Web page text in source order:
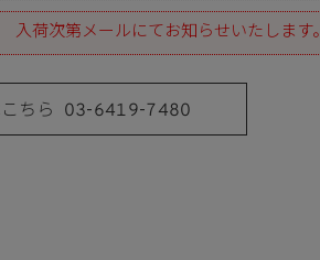
荷次第メールにてお知らせいたします。
ちら 03-6419-7480